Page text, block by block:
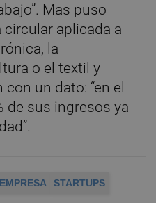
Mas puso
aplicada a
la
o el textil y
un dato: “en el
de sus ingresos ya
EMPRESA
STARTUPS